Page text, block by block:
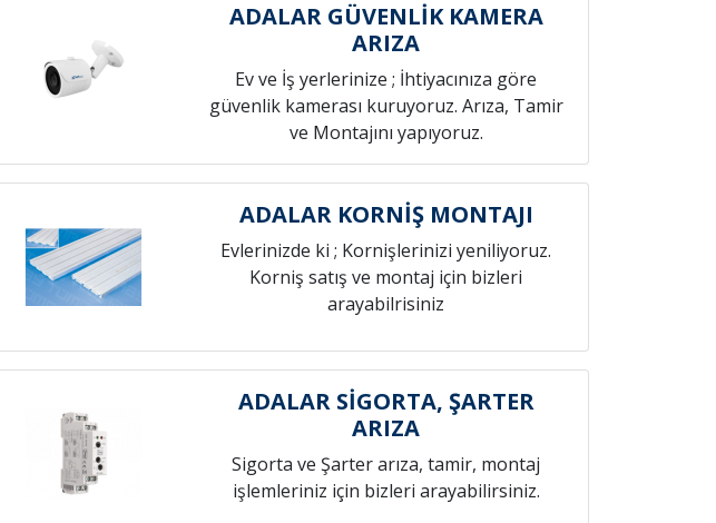
ADALAR GÜVENLİK KAMERA
ARIZA
Ev ve İş yerlerinize ; İhtiyacınıza göre
güvenlik kamerası kuruyoruz. Arıza, Tamir
ve Montajını yapıyoruz.
ADALAR KORNİŞ MONTAJI
Evlerinizde ki ; Kornişlerinizi yeniliyoruz.
Korniş satış ve montaj için bizleri
arayabilrisiniz
ADALAR SİGORTA, ŞARTER
ARIZA
Sigorta ve Şarter arıza, tamir, montaj
işlemleriniz için bizleri arayabilirsiniz.